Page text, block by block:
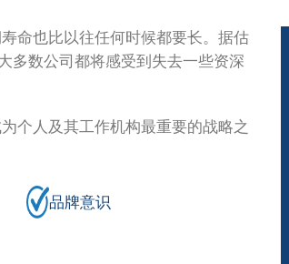
命也比以往任何时候都要长。据估
多数公司都将感受到失去一些资深
个人及其工作机构最重要的战略之
品牌意识